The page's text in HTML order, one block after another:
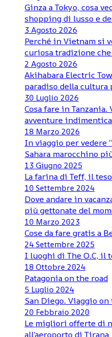
Ginza a Tokyo, cosa
shopping di lusso e
3 Agosto 2026
Perché in Vietnam si
curiosa tradizione
2 Agosto 2026
Akihabara Electric
paradiso della cultura
30 Luglio 2026
Cosa fare in
avventure
18 Marzo 2026
In viaggio per vedere
Sahara marocchino
13 Giugno 2025
La farina di Teff, il
10 Settembre 2024
Dove andare in
più gettonate del
10 Marzo 2023
Cose da fare gratis a
24 Settembre 2025
I luoghi di The O.C, il
18 Ottobre 2024
Patagonia on the road
5 Luglio 2024
San Diego. Viaggio
20 Febbraio 2020
Le migliori offerte di
all’aeroporto di Tirana